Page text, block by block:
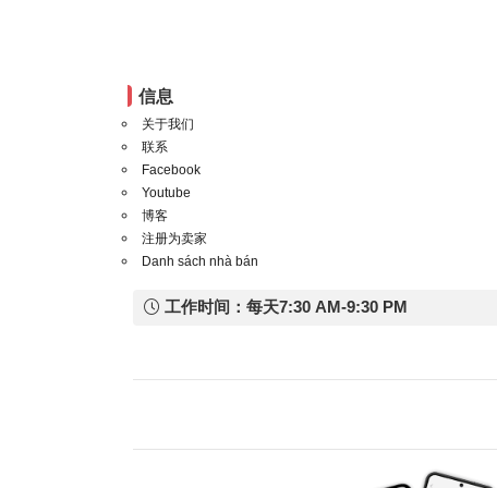
信息
关于我们
联系
Facebook
Youtube
博客
注册为卖家
Danh sách nhà bán
工作时间：每天7:30 AM-9:30 PM